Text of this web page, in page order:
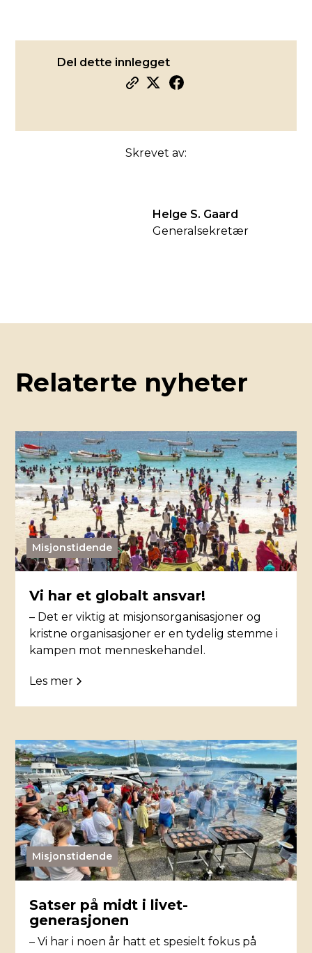
Del dette innlegget
Skrevet av:
Helge S. Gaard
Generalsekretær
Relaterte nyheter
Misjonstidende
Vi har et globalt ansvar!
– Det er viktig at misjonsorganisasjoner og
kristne organisasjoner er en tydelig stemme i
kampen mot menneskehandel.
Les mer
Misjonstidende
Satser på midt i livet-
generasjonen
– Vi har i noen år hatt et spesielt fokus på